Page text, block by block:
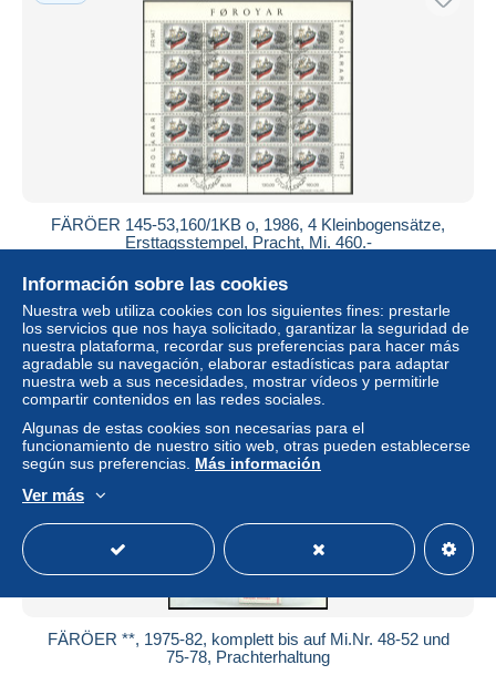
FÄRÖER 145-53,160/1KB o, 1986, 4 Kleinbogensätze,
Ersttagsstempel, Pracht, Mi. 460.-
± 89,00 US$
Estatus Profesional
Nuevo
FÄRÖER **, 1975-82, komplett bis auf Mi.Nr. 48-52 und
75-78, Prachterhaltung
Información sobre las cookies
Nuestra web utiliza cookies con los siguientes fines: prestarle
los servicios que nos haya solicitado, garantizar la seguridad de
nuestra plataforma, recordar sus preferencias para hacer más
agradable su navegación, elaborar estadísticas para adaptar
nuestra web a sus necesidades, mostrar vídeos y permitirle
compartir contenidos en las redes sociales.
Algunas de estas cookies son necesarias para el
funcionamiento de nuestro sitio web, otras pueden establecerse
según sus preferencias. Más información
Ver más